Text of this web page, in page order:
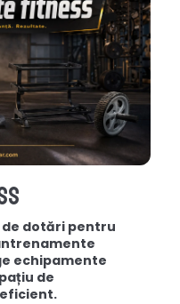
de dotări pentru
echipamente
de